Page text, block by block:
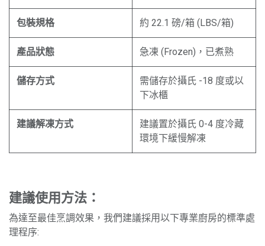
包裝規格 約 22.1 磅/箱 (LBS/箱)
產品狀態 急凍 (Frozen)，已煮熟
儲存方式
需儲存於攝氏 -18 度或以
下冰櫃
建議解凍方式
建議置於攝氏 0-4 度冷藏
環境下緩慢解凍
建議使用方法：
為達至最佳烹調效果，我們建議採用以下專業廚房的標準處
理程序: